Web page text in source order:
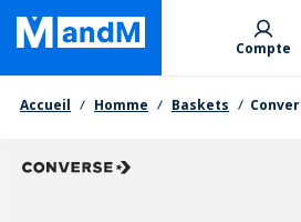
Skip
main
content
Primary departments
Compte
Fil d'Ariane
Accueil Homme Baskets